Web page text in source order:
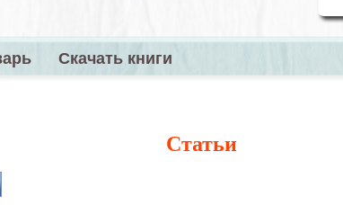
Скачать книги
Статьи